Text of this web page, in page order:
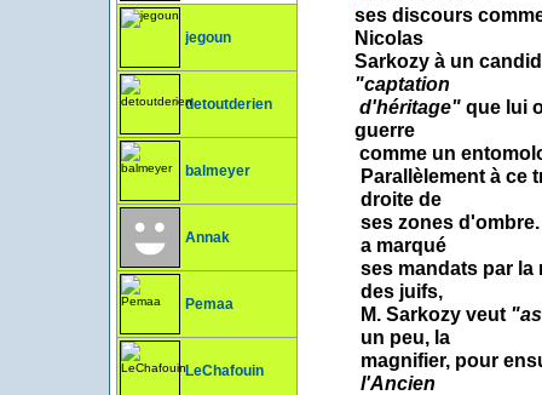
jegoun
detoutderien
balmeyer
Annak
Pemaa
LeChafouin
ses discours
Nicolas
Sarkozy à un
"captation
d'héritage" que lui
guerre
comme un
Parallèlement à ce
droite de
ses zones
a marqué
ses mandats par
des juifs,
M. Sarkozy veut
un peu, la
magnifier, pour
l'Ancien